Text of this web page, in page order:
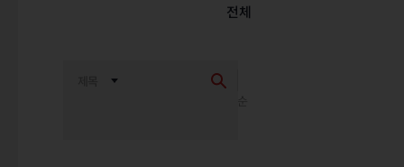
전체